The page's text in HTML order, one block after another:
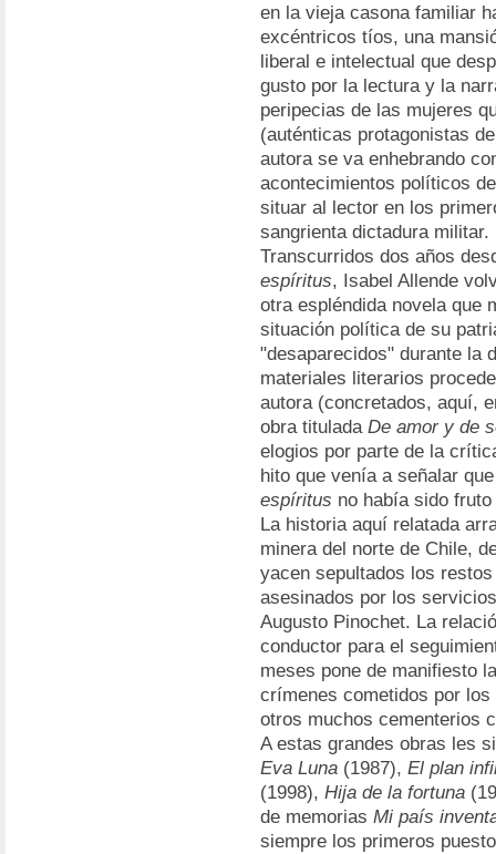
en la vieja casona familiar
excéntricos tíos, una
liberal e intelectual que
gusto por la lectura y la
peripecias de las mujeres
(auténticas protagonistas
autora se va enhebrando
acontecimientos políticos
situar al lector en los
sangrienta dictadura militar.
Transcurridos dos años
espíritus, Isabel Allende
otra espléndida novela que
situación política de su
"desaparecidos" durante la
materiales literarios
autora (concretados, aquí,
obra titulada De amor y de
elogios por parte de la
hito que venía a señalar
espíritus no había sido
La historia aquí relatada
minera del norte de Chile,
yacen sepultados los
asesinados por los
Augusto Pinochet. La
conductor para el
meses pone de manifiesto
crímenes cometidos por
otros muchos cementerios
A estas grandes obras les
Eva Luna (1987), El plan
(1998), Hija de la fortuna
de memorias Mi país
siempre los primeros